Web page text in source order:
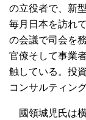
の立役者で、新
毎月日本を訪れ
の会議で司会を
官僚そして事業
触している。投
コンサルティン
國領城児氏は